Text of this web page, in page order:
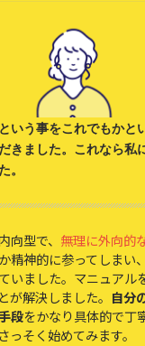
いう事をこれでもかと
きました。これなら私
。
向型で、 無理に外向的
精神的に参ってしまい
いました。マニュアル
が解決しました。 自分
段をかなり具体的で丁
っそく始めてみます。